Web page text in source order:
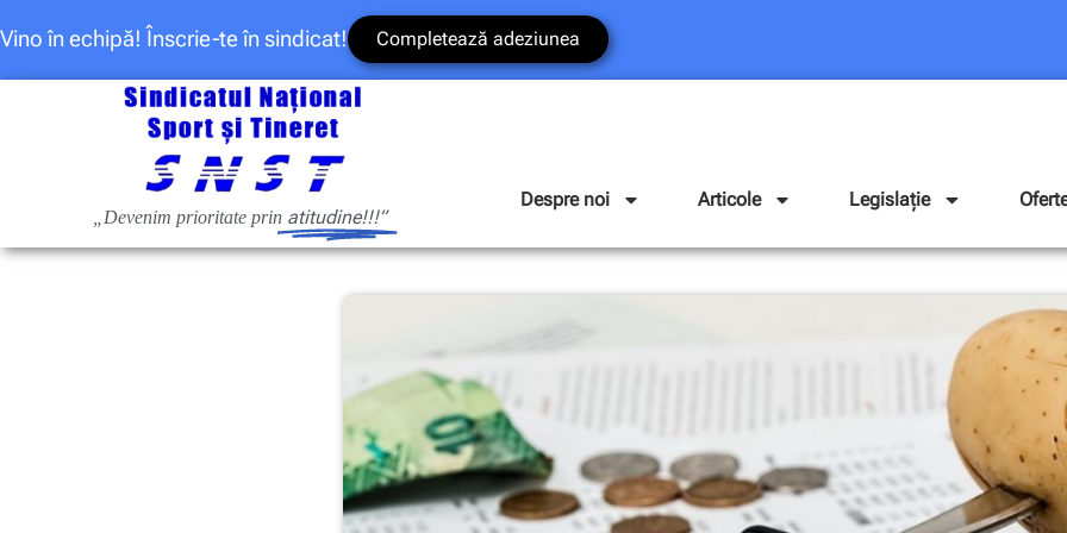
Vino în echipă! Înscrie-te în sindicat! Completează adeziunea
„Devenim prioritate prin atitudine!!!”
Despre noi Articole Legislație